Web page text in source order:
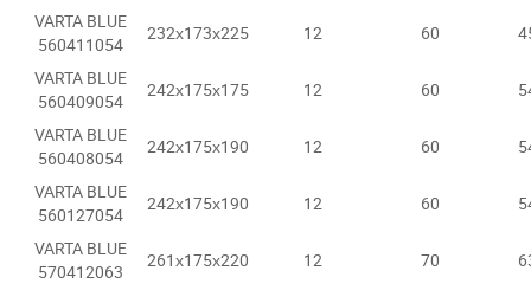
VARTA BLUE
560411054
232х173х225 12 60
VARTA BLUE
560409054
242х175х175 12 60
VARTA BLUE
560408054
242х175х190 12 60
VARTA BLUE
560127054
242х175х190 12 60
VARTA BLUE
570412063
261х175х220 12 70